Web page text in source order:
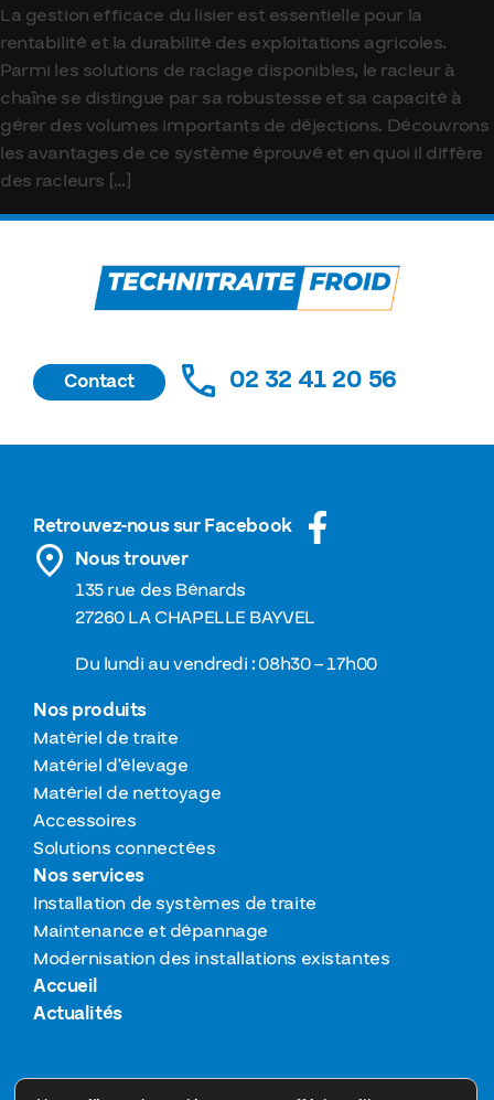
La gestion efficace du lisier est essentielle pour la
rentabilité et la durabilité des exploitations agricoles.
Parmi les solutions de raclage disponibles, le racleur à
chaîne se distingue par sa robustesse et sa capacité à
gérer des volumes importants de déjections. Découvrons
les avantages de ce système éprouvé et en quoi il diffère
des racleurs […]
Contact 02 32 41 20 56
Nos produits
Matériel de traite
Matériel d’élevage
Matériel de nettoyage
Accessoires
Solutions connectées
Nos services
Installation de systèmes de traite
Maintenance et dépannage
Modernisation des installations existantes
Accueil
Actualités
Retrouvez-nous sur Facebook
Nous trouver
135 rue des Bénards
27260 LA CHAPELLE BAYVEL
Du lundi au vendredi : 08h30 – 17h00